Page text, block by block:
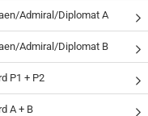
Admiral/Diplomat A
Admiral/Diplomat B
P1 + P2
A + B